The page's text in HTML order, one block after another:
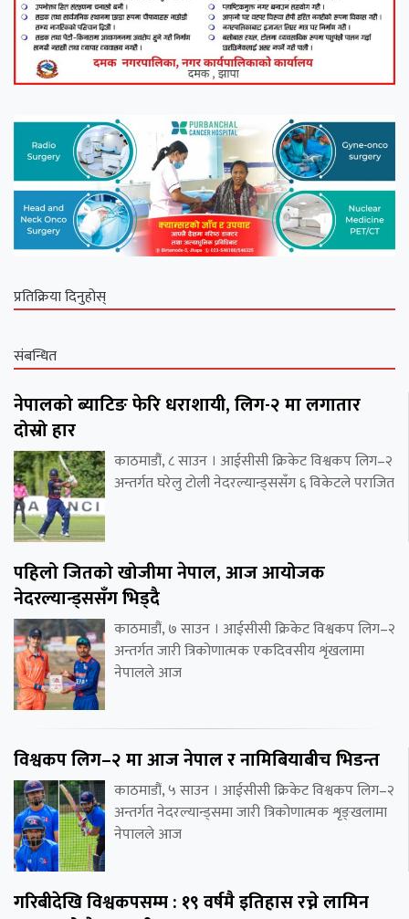
प्रतिक्रिया दिनुहोस्
संबन्धित
नेपालको ब्याटिङ फेरि धराशायी, लिग-२ मा लगातार
दोस्रो हार
काठमाडौं, ८ साउन । आईसीसी क्रिकेट विश्वकप लिग–२
अन्तर्गत घरेलु टोली नेदरल्यान्ड्ससँग ६ विकेटले पराजित
पहिलो जितको खोजीमा नेपाल, आज आयोजक
नेदरल्यान्ड्ससँग भिड्दै
काठमाडौं, ७ साउन । आईसीसी क्रिकेट विश्वकप लिग–२
अन्तर्गत जारी त्रिकोणात्मक एकदिवसीय शृंखलामा
नेपालले आज
विश्वकप लिग–२ मा आज नेपाल र नामिबियाबीच भिडन्त
काठमाडौं, ५ साउन । आईसीसी क्रिकेट विश्वकप लिग–२
अन्तर्गत नेदरल्यान्ड्समा जारी त्रिकोणात्मक शृङ्खलामा
नेपालले आज
गरिबीदेखि विश्वकपसम्म : १९ वर्षमै इतिहास रच्ने लामिन